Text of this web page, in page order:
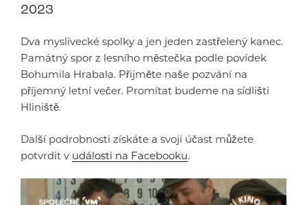
2023
Dva myslivecké spolky a jen jeden zastřelený kanec.
Památný spor z lesního městečka podle povídek
Bohumila Hrabala. Přijměte naše pozvání na
příjemný letní večer. Promítat budeme na sídlišti
Hliniště.
Další podrobnosti získáte a svoji účast můžete
potvrdit v události na Facebooku.